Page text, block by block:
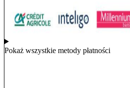
Pokaż wszystkie metody płatności